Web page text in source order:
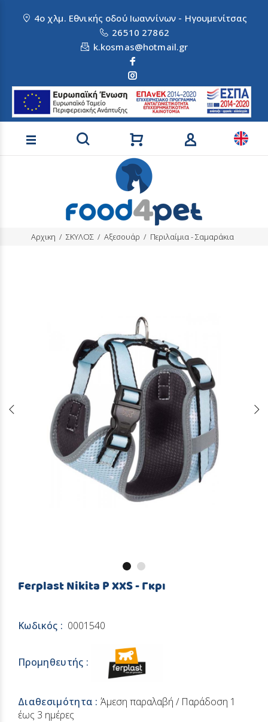
4ο χλμ. Εθνικής οδού Ιωαννίνων - Ηγουμενίτσας
26510 27862
k.kosmas@hotmail.gr
Αναζήτηση προϊόντων
Αρχικη ΣΚΥΛΟΣ Αξεσουάρ Περιλαίμια - Σαμαράκια
Ferplast Nikita P XXS - Γκρι
Κωδικός : 0001540
Προμηθευτής :
Διαθεσιμότητα :Άμεση παραλαβή / Παράδoση 1
έως 3 ημέρες